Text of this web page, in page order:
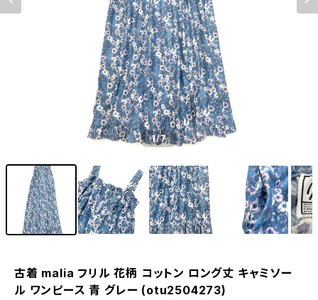
1/7
古着 malia フリル 花柄 コットン ロング丈 キャミソー
ル ワンピース 青 グレー (otu2504273)